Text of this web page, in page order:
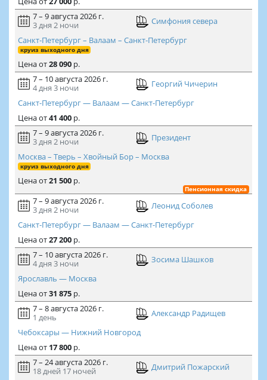
7 – 9 августа 2026 г.
3 дня 2 ночи
Симфония севера
Санкт-Петербург – Валаам – Санкт-Петербург
круиз выходного дня
Ценаот28 090р.
7 – 10 августа 2026 г.
4 дня 3 ночи
Георгий Чичерин
Санкт-Петербург — Валаам — Санкт-Петербург
Ценаот41 400р.
7 – 9 августа 2026 г.
3 дня 2 ночи
Президент
Москва – Тверь – Хвойный Бор – Москва
круиз выходного дня
Ценаот21 500р.
Пенсионная скидка
7 – 9 августа 2026 г.
3 дня 2 ночи
Леонид Соболев
Санкт-Петербург — Валаам — Санкт-Петербург
Ценаот27 200р.
7 – 10 августа 2026 г.
4 дня 3 ночи
Зосима Шашков
Ярославль — Москва
Ценаот31 875р.
7 – 8 августа 2026 г.
1 день
Александр Радищев
Чебоксары — Нижний Новгород
Ценаот 17 800р.
7 – 24 августа 2026 г.
18 дней 17 ночей
Дмитрий Пожарский